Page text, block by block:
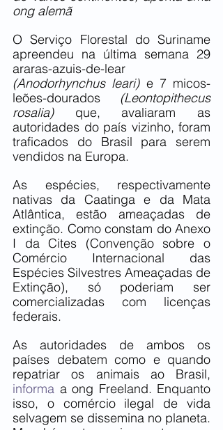
ong alemã
O Serviço Florestal do Suriname
apreendeu na última semana 29
(Anodorhynchus leari) e 7 micos-
leões-dourados (Leontopithecus
rosalia) que, avaliaram as
autoridades do país vizinho, foram
traficados do Brasil para serem
vendidos na Europa.
As espécies, respectivamente
nativas da Caatinga e da Mata
Atlântica, estão ameaçadas de
extinção. Como constam do Anexo
I da Cites (Convenção sobre o
Comércio Internacional das
Espécies Silvestres Ameaçadas de
Extinção), só poderiam ser
comercializadas com licenças
federais.
As autoridades de ambos os
países debatem como e quando
informa a ong Freeland. Enquanto
isso, o comércio ilegal de vida
selvagem se dissemina no planeta.